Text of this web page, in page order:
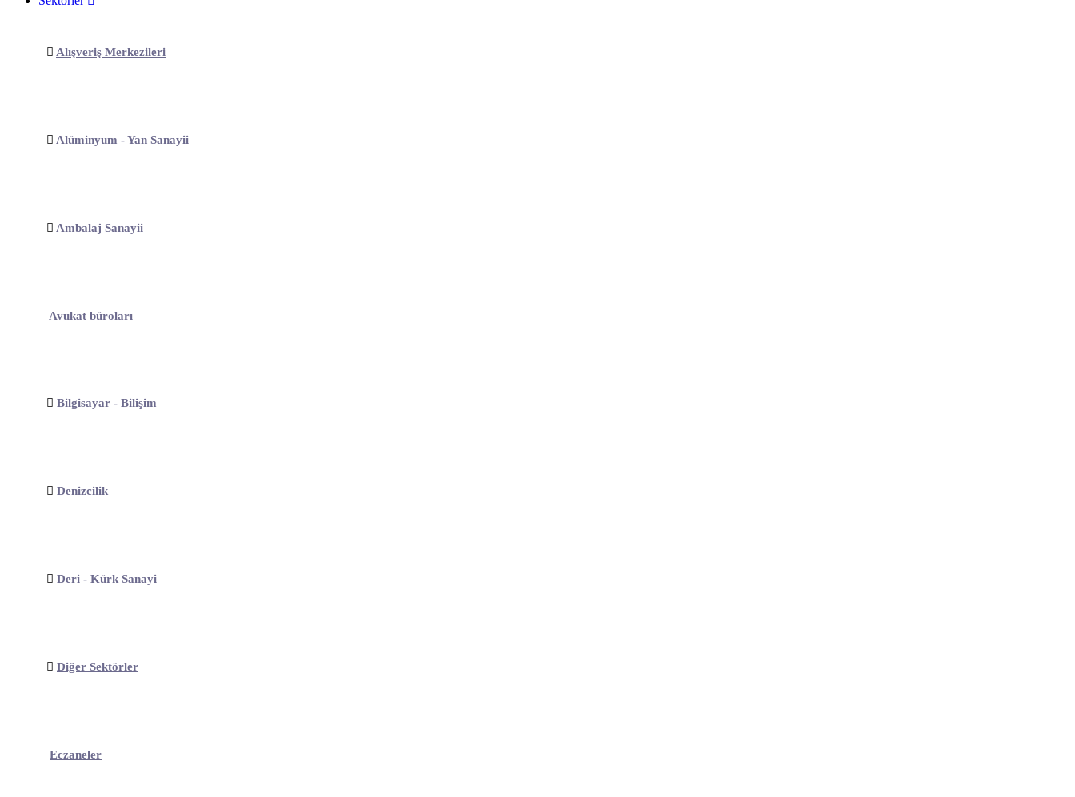
Alışveriş Merkezileri
Alüminyum - Yan Sanayii
Ambalaj Sanayii
Avukat büroları
Bilgisayar - Bilişim
Denizcilik
Deri - Kürk Sanayi
Diğer Sektörler
Eczaneler